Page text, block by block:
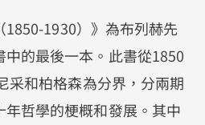
1850-1930）》為布列赫先
的最後一本。此書從1850
采和柏格森為分界，分兩期
哲學的梗概和發展。其中